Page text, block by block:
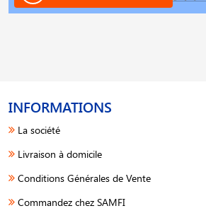
INFORMATIONS
La société
Livraison à domicile
Conditions Générales de Vente
Commandez chez SAMFI